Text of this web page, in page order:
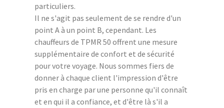
particuliers.
Il ne s'agit pas seulement de se rendre d'un
point A à un point B, cependant. Les
chauffeurs de TPMR 50 offrent une mesure
supplémentaire de confort et de sécurité
pour votre voyage. Nous sommes fiers de
donner à chaque client l'impression d'être
pris en charge par une personne qu'il connaît
et en qui il a confiance, et d'être là s'il a